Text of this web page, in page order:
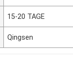
15-20 TAGE
Qingsen